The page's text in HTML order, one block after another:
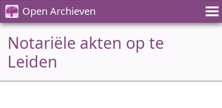
Open Archieven
Notariële akten op te
Leiden